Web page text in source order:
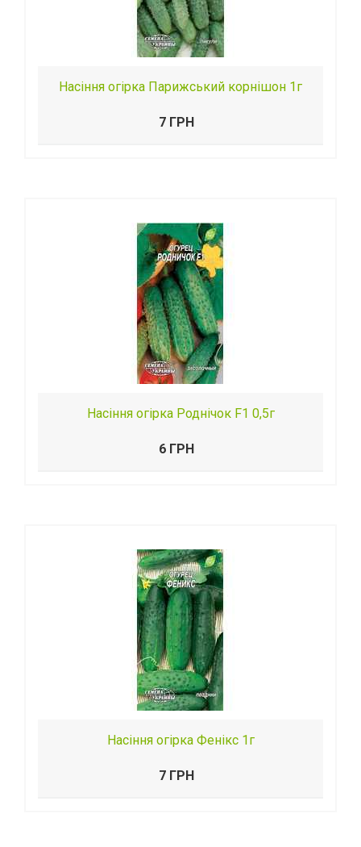
Насіння огірка Парижський корнішон 1г
7 ГРН
Насіння огірка Роднічок F1 0,5г
6 ГРН
Насіння огірка Фенікс 1г
7 ГРН